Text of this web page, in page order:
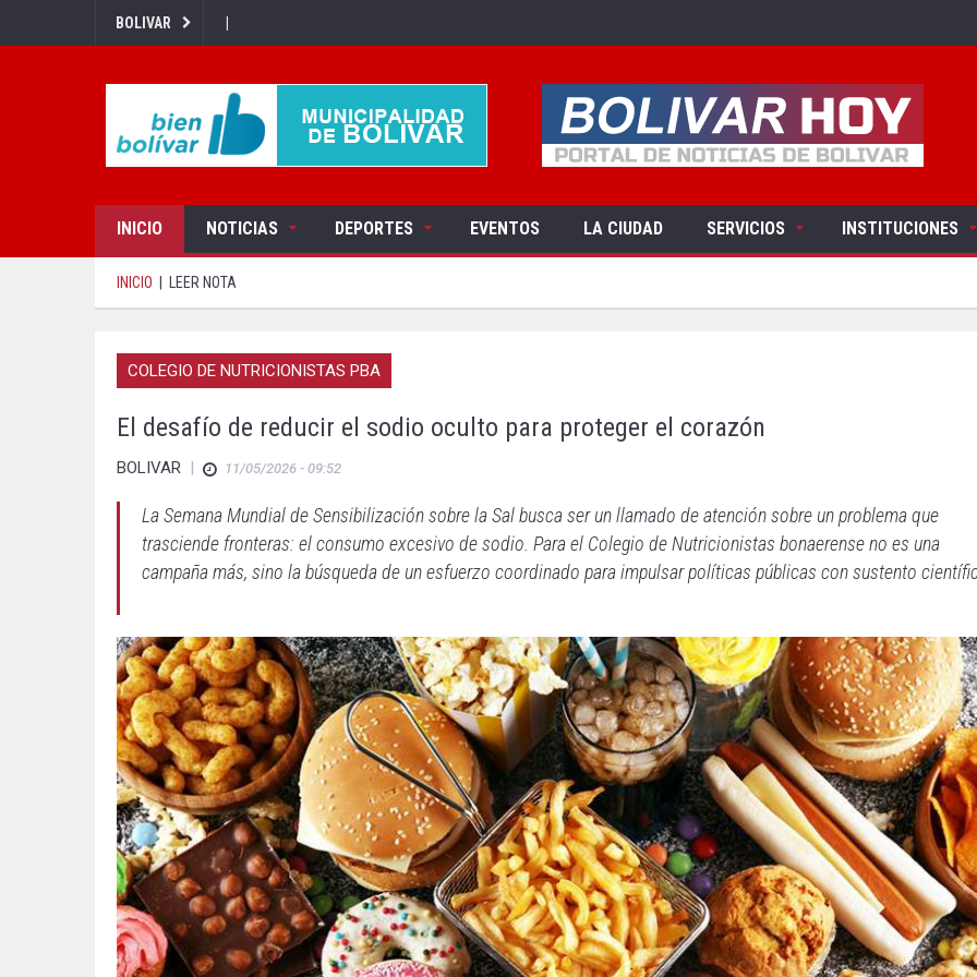
BOLIVAR |
INICIO NOTICIAS DEPORTES EVENTOS LA CIUDAD SERVICIOS INSTITUCIONES
INICIO LEER NOTA
COLEGIO DE NUTRICIONISTAS PBA
El desafío de reducir el sodio oculto para proteger el corazón
BOLIVAR | 11/05/2026 - 09:52
La Semana Mundial de Sensibilización sobre la Sal busca ser un llamado de atención sobre un problema que
trasciende fronteras: el consumo excesivo de sodio. Para el Colegio de Nutricionistas bonaerense no es una
campaña más, sino la búsqueda de un esfuerzo coordinado para impulsar políticas públicas con sustento